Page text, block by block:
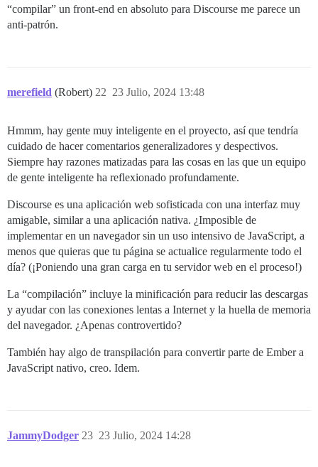
“compilar” un front-end en absoluto para Discourse me parece un
anti-patrón.
merefield (Robert) 23 Julio, 2024 13:48
22
Hmmm, hay gente muy inteligente en el proyecto, así que tendría
cuidado de hacer comentarios generalizadores y despectivos.
Siempre hay razones matizadas para las cosas en las que un equipo
de gente inteligente ha reflexionado profundamente.
Discourse es una aplicación web sofisticada con una interfaz muy
amigable, similar a una aplicación nativa. ¿Imposible de
implementar en un navegador sin un uso intensivo de JavaScript, a
menos que quieras que tu página se actualice regularmente todo el
día? (¡Poniendo una gran carga en tu servidor web en el proceso!)
La “compilación” incluye la minificación para reducir las descargas
y ayudar con las conexiones lentas a Internet y la huella de memoria
del navegador. ¿Apenas controvertido?
También hay algo de transpilación para convertir parte de Ember a
JavaScript nativo, creo. Idem.
JammyDodger 23 Julio, 2024 14:28
23